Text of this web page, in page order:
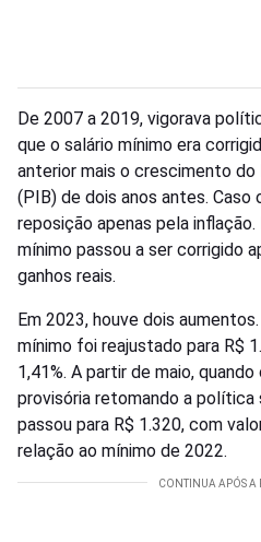
De 2007 a 2019, vigorava
que o salário mínimo era
anterior mais o crescimento
(PIB) de dois anos antes. Caso
reposição apenas pela
mínimo passou a ser corrigido
ganhos reais.
Em 2023, houve dois
mínimo foi reajustado para R$
1,41%. A partir de maio,
provisória retomando a política
passou para R$ 1.320, com
relação ao mínimo de 2022.